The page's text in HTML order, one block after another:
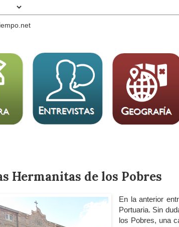
Hermanitas de los Pobres
En laanterior
Portuaria. Sin
los Pobres, una